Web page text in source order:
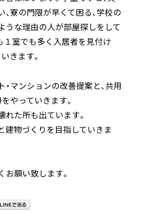
寮の門限が早くて困る、学校の
うな理由の人が部屋探しをして
１室でも多く入居者を見付け
きます。
マンションの改善提案と、共用
やっていきます。
た所も出ています。
建物づくりを目指していきま
お願い致します。